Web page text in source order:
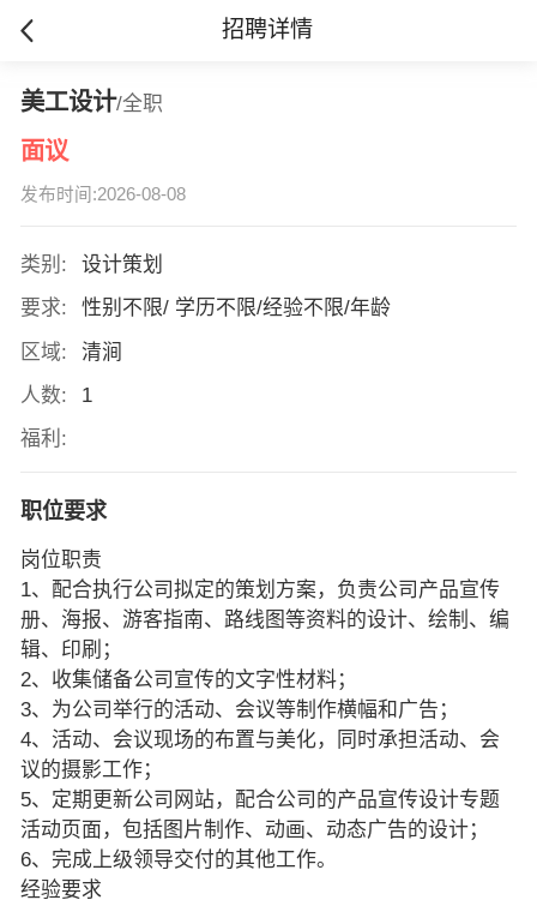
招聘详情
美工设计/全职
面议
发布时间:2026-08-08
类别:
设计策划
要求:
性别不限/ 学历不限/经验不限/年龄
区域:
清涧
人数:
1
福利:
职位要求
岗位职责
1、配合执行公司拟定的策划方案，负责公司产品宣传
册、海报、游客指南、路线图等资料的设计、绘制、编
辑、印刷；
2、收集储备公司宣传的文字性材料；
3、为公司举行的活动、会议等制作横幅和广告；
4、活动、会议现场的布置与美化，同时承担活动、会
议的摄影工作；
5、定期更新公司网站，配合公司的产品宣传设计专题
活动页面，包括图片制作、动画、动态广告的设计；
6、完成上级领导交付的其他工作。
经验要求